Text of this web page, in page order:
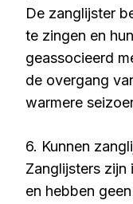
De zanglijster
te zingen en
geassocieerd
de overgang
warmere
6. Kunnen
Zanglijsters zijn
en hebben